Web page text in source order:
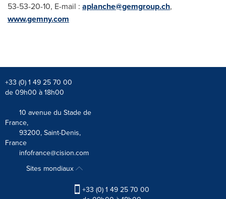
53-53-20-10, E-mail : aplanche@gemgroup.ch,
www.gemny.com
+33 (0) 1 49 25 70 00
de 09h00 à 18h00
10 avenue du Stade de
France,
93200, Saint-Denis,
France
infofrance@cision.com
Sites mondiaux
+33 (0) 1 49 25 70 00